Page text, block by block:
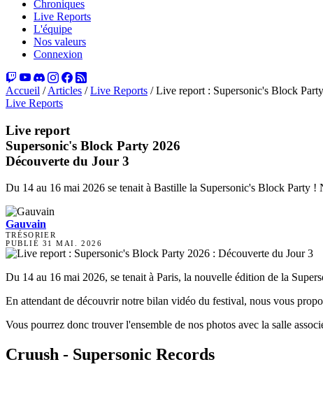
Chroniques
Live Reports
L'équipe
Nos valeurs
Connexion
Accueil / Articles / Live Reports / Live report : Supersonic's Block
Live Reports
Live report
Supersonic's Block Party 2026
Découverte du Jour 3
Du 14 au 16 mai 2026 se tenait à Bastille la Supersonic's Block Party
Gauvain
TRÉSORIER
PUBLIÉ 31 MAI. 2026
Du 14 au 16 mai 2026, se tenait à Paris, la nouvelle édition de la
En attendant de découvrir notre bilan vidéo du festival, nous vous
Vous pourrez donc trouver l'ensemble de nos photos avec la salle
Cruush - Supersonic Records